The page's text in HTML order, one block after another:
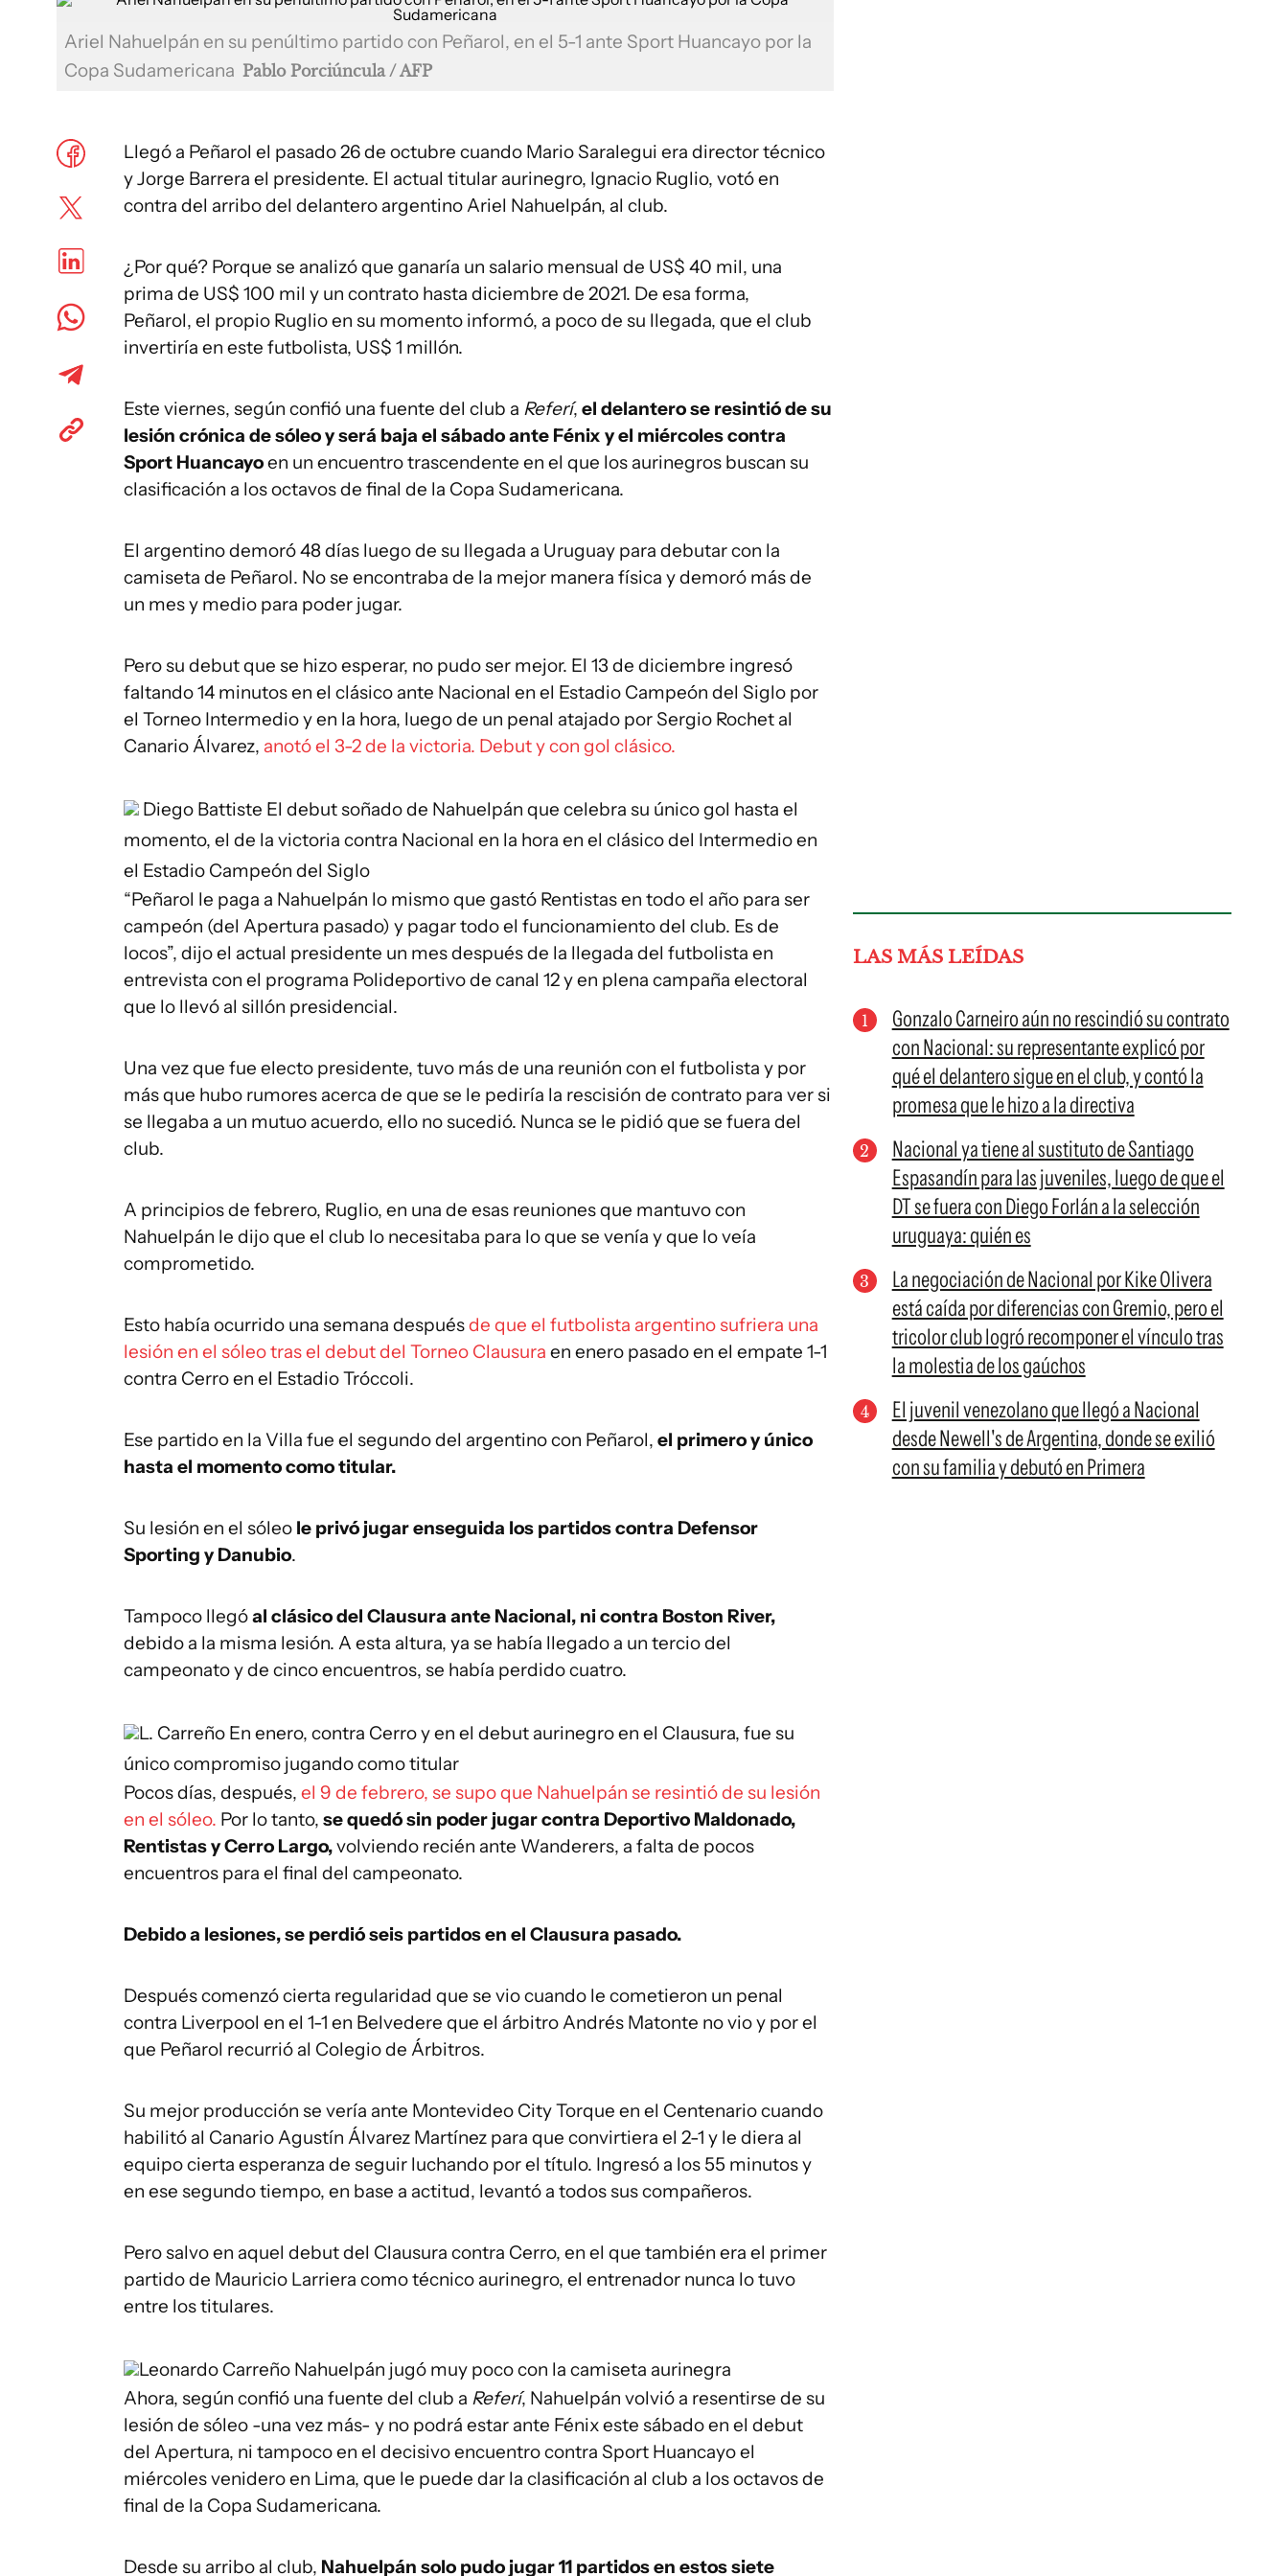
Ariel Nahuelpán en su penúltimo partido con Peñarol, en el 5-1 ante Sport Huancayo por la
Copa Sudamericana Pablo Porciúncula / AFP
Llegó a Peñarol el pasado 26 de octubre cuando Mario Saralegui era director técnico
y Jorge Barrera el presidente. El actual titular aurinegro, Ignacio Ruglio, votó en
contra del arribo del delantero argentino Ariel Nahuelpán, al club.
¿Por qué? Porque se analizó que ganaría un salario mensual de US$ 40 mil, una
prima de US$ 100 mil y un contrato hasta diciembre de 2021. De esa forma,
Peñarol, el propio Ruglio en su momento informó, a poco de su llegada, que el club
invertiría en este futbolista, US$ 1 millón.
Este viernes, según confió una fuente del club a Referí, el delantero se resintió de su
lesión crónica de sóleo y será baja el sábado ante Fénix y el miércoles contra
Sport Huancayoen un encuentro trascendente en el que los aurinegros buscan su
clasificación a los octavos de final de la Copa Sudamericana.
El argentino demoró 48 días luego de su llegada a Uruguay para debutar con la
camiseta de Peñarol. No se encontraba de la mejor manera física y demoró más de
un mes y medio para poder jugar.
Pero su debut que se hizo esperar, no pudo ser mejor. El 13 de diciembre ingresó
faltando 14 minutos en el clásico ante Nacional en el Estadio Campeón del Siglo por
el Torneo Intermedio y en la hora, luego de un penal atajado por Sergio Rochet al
Canario Álvarez, anotó el 3-2 de la victoria. Debut y con gol clásico.
Diego Battiste El debut soñado de Nahuelpán que celebra su único gol hasta el
momento, el de la victoria contra Nacional en la hora en el clásico del Intermedio en
el Estadio Campeón del Siglo
“Peñarol le paga a Nahuelpán lo mismo que gastó Rentistas en todo el año para ser
campeón (del Apertura pasado) y pagar todo el funcionamiento del club. Es de
locos”, dijo el actual presidente un mes después de la llegada del futbolista en
entrevista con el programa Polideportivo de canal 12 y en plena campaña electoral
que lo llevó al sillón presidencial.
Una vez que fue electo presidente, tuvo más de una reunión con el futbolista y por
más que hubo rumores acerca de que se le pediría la rescisión de contrato para ver si
se llegaba a un mutuo acuerdo, ello no sucedió. Nunca se le pidió que se fuera del
club.
A principios de febrero, Ruglio, en una de esas reuniones que mantuvo con
Nahuelpán le dijo que el club lo necesitaba para lo que se venía y que lo veía
comprometido.
Esto había ocurrido una semana despuésde que el futbolista argentino sufriera una
lesión en el sóleo tras el debut del Torneo Clausura en enero pasado en el empate 1-1
contra Cerro en el Estadio Tróccoli.
Ese partido en la Villa fue el segundo del argentino con Peñarol, el primero y único
hasta el momento como titular.
Su lesión en el sóleo le privó jugar enseguida los partidos contra Defensor
Sporting y Danubio.
Tampoco llegóal clásico del Clausura ante Nacional, ni contra Boston River,
debido a la misma lesión. A esta altura, ya se había llegado a un tercio del
campeonato y de cinco encuentros, se había perdido cuatro.
L. Carreño En enero, contra Cerro y en el debut aurinegro en el Clausura, fue su
único compromiso jugando como titular
Pocos días, después, el 9 de febrero, se supo que Nahuelpán se resintió de su lesión
en el sóleo. Por lo tanto, se quedó sin poder jugar contra Deportivo Maldonado,
Rentistas y Cerro Largo,volviendo recién ante Wanderers, a falta de pocos
encuentros para el final del campeonato.
Debido a lesiones, se perdió seis partidos en el Clausura pasado.
Después comenzó cierta regularidad que se vio cuando le cometieron un penal
contra Liverpool en el 1-1 en Belvedere que el árbitro Andrés Matonte no vio y por el
que Peñarol recurrió al Colegio de Árbitros.
Su mejor producción se vería ante Montevideo City Torque en el Centenario cuando
habilitó al Canario Agustín Álvarez Martínez para que convirtiera el 2-1 y le diera al
equipo cierta esperanza de seguir luchando por el título. Ingresó a los 55 minutos y
en ese segundo tiempo, en base a actitud, levantó a todos sus compañeros.
Pero salvo en aquel debut del Clausura contra Cerro, en el que también era el primer
partido de Mauricio Larriera como técnico aurinegro, el entrenador nunca lo tuvo
entre los titulares.
Leonardo Carreño Nahuelpán jugó muy poco con la camiseta aurinegra
Ahora, según confió una fuente del club a Referí, Nahuelpán volvió a resentirse de su
lesión de sóleo -una vez más- y no podrá estar ante Fénix este sábado en el debut
del Apertura, ni tampoco en el decisivo encuentro contra Sport Huancayo el
miércoles venidero en Lima, que le puede dar la clasificación al club a los octavos de
final de la Copa Sudamericana.
Desde su arribo al club, Nahuelpán solo pudo jugar 11 partidos en estos siete
LAS MÁS LEÍDAS
Gonzalo Carneiro aún no rescindió su contrato
con Nacional: su representante explicó por
qué el delantero sigue en el club, y contó la
promesa que le hizo a la directiva
Nacional ya tiene al sustituto de Santiago
Espasandín para las juveniles, luego de que el
DT se fuera con Diego Forlán a la selección
uruguaya: quién es
La negociación de Nacional por Kike Olivera
está caída por diferencias con Gremio, pero el
tricolor club logró recomponer el vínculo tras
la molestia de los gaúchos
El juvenil venezolano que llegó a Nacional
desde Newell's de Argentina, donde se exilió
con su familia y debutó en Primera